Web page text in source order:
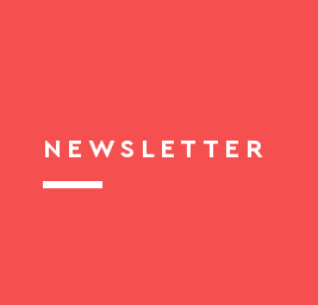
NEWSLETTER